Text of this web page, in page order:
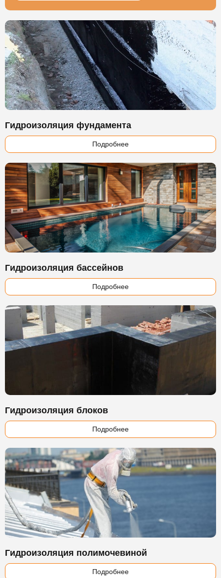
Гидроизоляция фундамента
Подробнее
Гидроизоляция бассейнов
Подробнее
Гидроизоляция блоков
Подробнее
Гидроизоляция полимочевиной
Подробнее